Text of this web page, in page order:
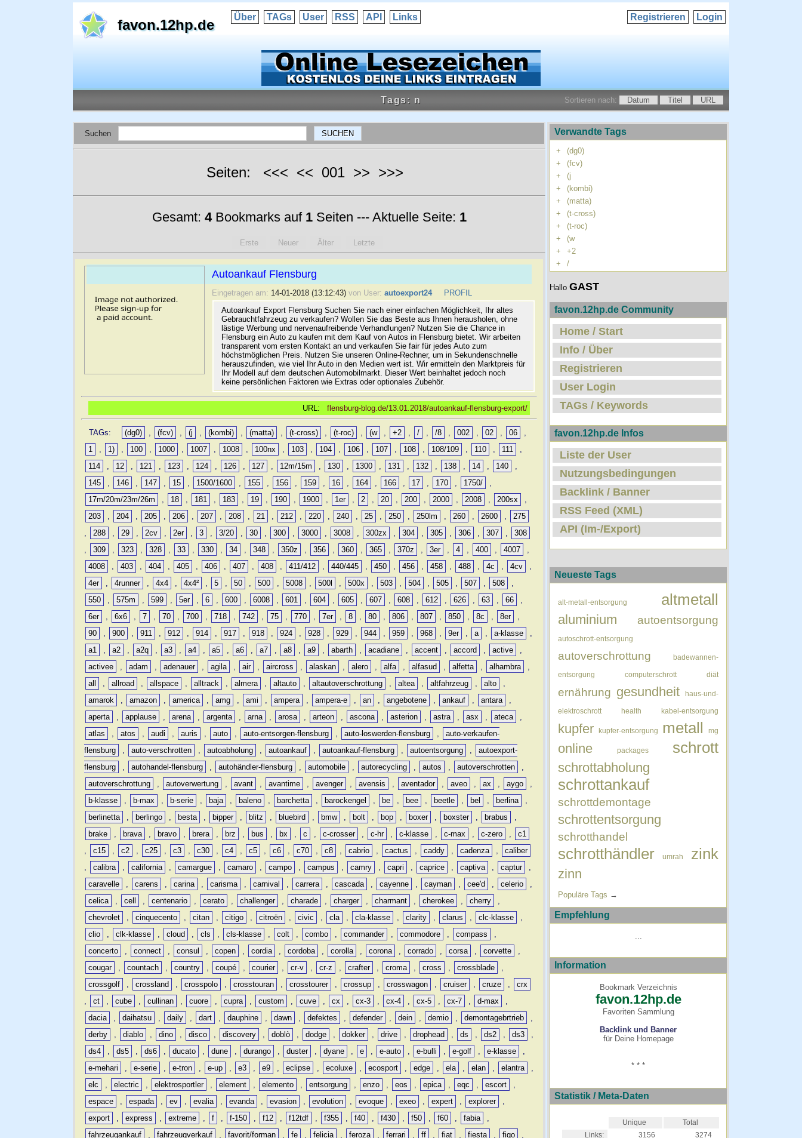
favon.12hp.de Über TAGs User RSS API Links Login
Registrieren
Tags: n Sortieren nach: Datum Titel URL
Suchen
Seiten: <<< << 001 >> >>>
Gesamt: 4Bookmarks auf 1Seiten --- Aktuelle Seite: 1
Erste Neuer Älter Letzte
Autoankauf Flensburg
Eingetragen am: 14-01-2018 (13:12:43) von User: autoexport24
PROFIL
Autoankauf Export Flensburg Suchen Sie nach einer einfachen Möglichkeit, Ihr altes
Gebrauchtfahrzeug zu verkaufen? Wollen Sie das Beste aus Ihnen herausholen, ohne
lästige Werbung und nervenaufreibende Verhandlungen? Nutzen Sie die Chance in
Flensburg ein Auto zu kaufen mit dem Kauf von Autos in Flensburg bietet. Wir arbeiten
transparent vom ersten Kontakt an und verkaufen Sie fair für jedes Auto zum
höchstmöglichen Preis. Nutzen Sie unseren Online-Rechner, um in Sekundenschnelle
herauszufinden, wie viel Ihr Auto in den Medien wert ist. Wir ermitteln den Marktpreis für
Ihr Modell auf dem deutschen Automobilmarkt. Dieser Wert beinhaltet jedoch noch
keine persönlichen Faktoren wie Extras oder optionales Zubehör.
URL: flensburg-blog.de/13.01.2018/autoankauf-flensburg-export/
TAGs: (dg0) , (fcv) , (j , (kombi) , (matta) , (t-cross) , (t-roc) , (w , +2 , / , /8 , 002 , 02 , 06
,
1
, 1) , 100 , 1000 , 1007 , 1008 , 100nx , 103 , 104 , 106 , 107 , 108 , 108/109 , 110 , 111
,
114
, 12 , 121 , 123 , 124 , 126 , 127 , 12m/15m , 130 , 1300 , 131 , 132 , 138 , 14 , 140
,
145
, 146 , 147 , 15 , 1500/1600 , 155 , 156 , 159 , 16 , 164 , 166 , 17 , 170 , 1750/
,
17m/20m/23m/26m
, 18 , 181 , 183 , 19 , 190 , 1900 , 1er , 2 , 20 , 200 , 2000 , 2008 , 200sx
,
203
, 204 , 205 , 206 , 207 , 208 , 21 , 212 , 220 , 240 , 25 , 250 , 250lm , 260 , 2600 ,
275
,
288 , 29 , 2cv , 2er , 3 , 3/20 , 30 , 300 , 3000 , 3008 , 300zx , 304 , 305 , 306 , 307 ,
308
,
309 , 323 , 328 , 33 , 330 , 34 , 348 , 350z , 356 , 360 , 365 , 370z , 3er , 4 , 400 , 4007
,
4008
, 403 , 404 , 405 , 406 , 407 , 408 , 411/412 , 440/445 , 450 , 456 , 458 , 488 , 4c , 4cv
,
4er
, 4runner , 4x4 , 4x4² , 5 , 50 , 500 , 5008 , 500l , 500x , 503 , 504 , 505 , 507 , 508
,
550
, 575m , 599 , 5er , 6 , 600 , 6008 , 601 , 604 , 605 , 607 , 608 , 612 , 626 , 63 , 66
,
6er
, 6x6 , 7 , 70 , 700 , 718 , 742 , 75 , 770 , 7er , 8 , 80 , 806 , 807 , 850 , 8c , 8er
,
90
, 900 , 911 , 912 , 914 , 917 , 918 , 924 , 928 , 929 , 944 , 959 , 968 , 9er , a , a-klasse
,
a1
, a2 , a2q , a3 , a4 , a5 , a6 , a7 , a8 , a9 , abarth , acadiane , accent , accord , active
,
activee
, adam , adenauer , agila , air , aircross , alaskan , alero , alfa , alfasud , alfetta , alhambra
,
all
, allroad , allspace , alltrack , almera , altauto , altautoverschrottung , altea , altfahrzeug , alto
,
amarok
, amazon , america , amg , ami , ampera , ampera-e , an , angebotene , ankauf , antara
,
aperta
, applause , arena , argenta , arna , arosa , arteon , ascona , asterion , astra , asx , ateca
,
atlas
, atos , audi , auris , auto , auto-entsorgen-flensburg , auto-loswerden-flensburg ,
auto-verkaufen-
flensburg
, auto-verschrotten , autoabholung , autoankauf , autoankauf-flensburg , autoentsorgung ,
autoexport-
flensburg
, autohandel-flensburg , autohändler-flensburg , automobile , autorecycling , autos , autoverschrotten
,
autoverschrottung
, autoverwertung , avant , avantime , avenger , avensis , aventador , aveo , ax , aygo
,
b-klasse
, b-max , b-serie , baja , baleno , barchetta , barockengel , be , bee , beetle , bel , berlina
,
berlinetta
, berlingo , besta , bipper , blitz , bluebird , bmw , bolt , bop , boxer , boxster , brabus
,
brake
, brava , bravo , brera , brz , bus , bx , c , c-crosser , c-hr , c-klasse , c-max , c-zero ,
c1
,
c15 , c2 , c25 , c3 , c30 , c4 , c5 , c6 , c70 , c8 , cabrio , cactus , caddy , cadenza ,
caliber
,
calibra , california , camargue , camaro , campo , campus , camry , capri , caprice , captiva , captur
,
caravelle
, carens , carina , carisma , carnival , carrera , cascada , cayenne , cayman , cee'd , celerio
,
celica
, cell , centenario , cerato , challenger , charade , charger , charmant , cherokee , cherry
,
chevrolet
, cinquecento , citan , citigo , citroën , civic , cla , cla-klasse , clarity , clarus , clc-klasse
,
clio
, clk-klasse , cloud , cls , cls-klasse , colt , combo , commander , commodore , compass
,
concerto
, connect , consul , copen , cordia , cordoba , corolla , corona , corrado , corsa , corvette
,
cougar
, countach , country , coupé , courier , cr-v , cr-z , crafter , croma , cross , crossblade
,
crossgolf
, crossland , crosspolo , crosstouran , crosstourer , crossup , crosswagon , cruiser , cruze ,
crx
,
ct , cube , cullinan , cuore , cupra , custom , cuve , cx , cx-3 , cx-4 , cx-5 , cx-7 , d-max
,
dacia
, daihatsu , daily , dart , dauphine , dawn , defektes , defender , dein , demio , demontagebrtrieb
,
derby
, diablo , dino , disco , discovery , doblò , dodge , dokker , drive , drophead , ds , ds2 , ds3
,
ds4
, ds5 , ds6 , ducato , dune , durango , duster , dyane , e , e-auto , e-bulli , e-golf , e-klasse
,
e-mehari
, e-serie , e-tron , e-up , e3 , e9 , eclipse , ecoluxe , ecosport , edge , ela , elan , elantra
,
elc
, electric , elektrosportler , element , elemento , entsorgung , enzo , eos , epica , eqc , escort
,
espace
, espada , ev , evalia , evanda , evasion , evolution , evoque , exeo , expert , explorer
,
export
, express , extreme , f , f-150 , f12 , f12tdf , f355 , f40 , f430 , f50 , f60 , fabia
,
fahrzeugankauf
, fahrzeugverkauf , favorit/forman , fe , felicia , feroza , ferrari , ff , fiat , fiesta , figo
,
Verwandte Tags
+
(dg0)
+
(fcv)
+
(j
+
(kombi)
+
(matta)
+
(t-cross)
+
(t-roc)
+
(w
+
+2
+
/
Hallo GAST
favon.12hp.de Community
Home / Start
Info / Über
Registrieren
User Login
TAGs / Keywords
favon.12hp.de Infos
Liste der User
Nutzungsbedingungen
Backlink / Banner
RSS Feed (XML)
API (Im-/Export)
Neueste Tags
alt-metall-entsorgung altmetall
aluminium autoentsorgung
autoschrott-entsorgung
autoverschrottung badewannen-
entsorgung computerschrott diät
ernährung gesundheit haus-und-
elektroschrott health kabel-entsorgung
kupfer kupfer-entsorgung metall mg
online packages schrott
schrottabholung
schrottankauf
schrottdemontage
schrottentsorgung
schrotthandel
schrotthändler umrah zink
zinn
Populäre Tags →
Empfehlung
Information
Bookmark Verzeichnis
favon.12hp.de
Favoriten Sammlung
Backlink und Banner
für Deine Homepage
* * *
Statistik / Meta-Daten
Unique
Total
Links:
3156
3274